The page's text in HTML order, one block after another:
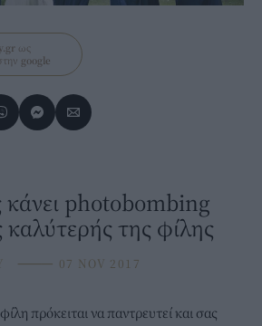
ως
google
photobombing
της φίλης
⸻ 07 NOV 2017
πρόκειται να παντρευτεί και σας